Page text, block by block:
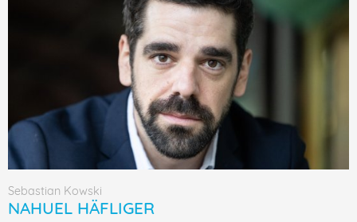
Sebastian Kowski
NAHUEL HÄFLIGER